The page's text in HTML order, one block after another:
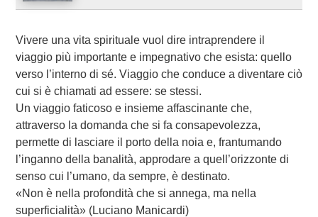
Vivere una vita spirituale vuol dire intraprendere il
viaggio più importante e impegnativo che esista: quello
verso l’interno di sé. Viaggio che conduce a diventare ciò
cui si è chiamati ad essere: se stessi.
Un viaggio faticoso e insieme affascinante che,
attraverso la domanda che si fa consapevolezza,
permette di lasciare il porto della noia e, frantumando
l’inganno della banalità, approdare a quell’orizzonte di
senso cui l’umano, da sempre, è destinato.
«Non è nella profondità che si annega, ma nella
superficialità» (Luciano Manicardi)